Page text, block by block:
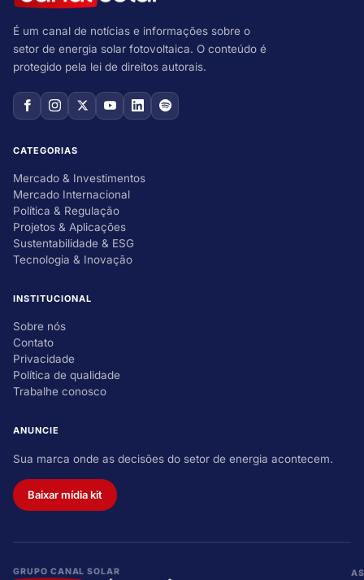
É um canal de notícias e informações sobre o
setor de energia solar fotovoltaica. O conteúdo é
protegido pela lei de direitos autorais.
CATEGORIAS
Mercado & Investimentos
Mercado Internacional
Política & Regulação
Projetos & Aplicações
Sustentabilidade & ESG
Tecnologia & Inovação
INSTITUCIONAL
Sobre nós
Contato
Privacidade
Política de qualidade
Trabalhe conosco
ANUNCIE
Sua marca onde as decisões do setor de energia acontecem.
Baixar mídia kit
GRUPO CANAL SOLAR